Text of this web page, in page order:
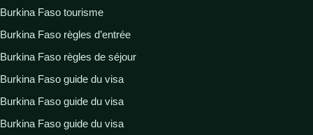
Burkina Faso tourisme
Burkina Faso règles d’entrée
Burkina Faso règles de séjour
Burkina Faso guide du visa
Burkina Faso guide du visa
Burkina Faso guide du visa